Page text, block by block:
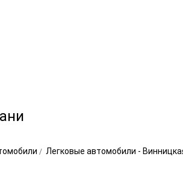
Легковые автомобили -